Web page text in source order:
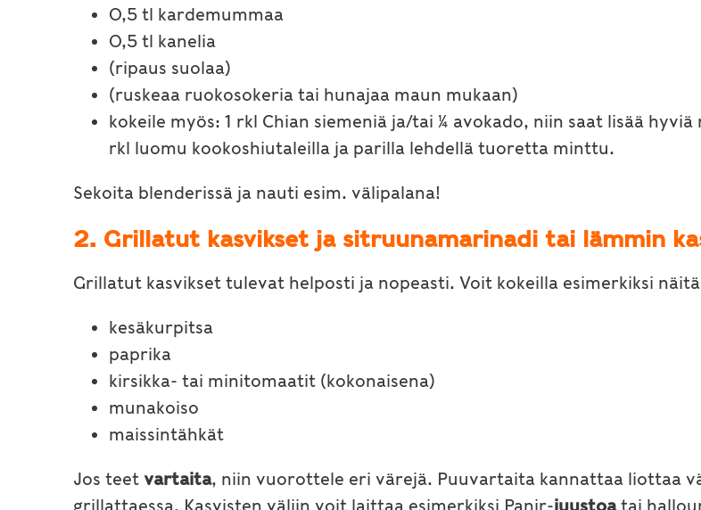
0,5 tl kardemummaa
0,5 tl kanelia
(ripaus suolaa)
(ruskeaa ruokosokeria tai hunajaa maun mukaan)
kokeile myös: 1 rkl Chian siemeniä ja/tai ¼ avokado, niin saat lisää
rkl luomu kookoshiutaleilla ja parilla lehdellä tuoretta minttu.
Sekoita blenderissä ja nauti esim. välipalana!
2. Grillatut kasvikset ja sitruunamarinadi tai lämmin
Grillatut kasvikset tulevat helposti ja nopeasti. Voit kokeilla esimerkiksi
kesäkurpitsa
paprika
kirsikka- tai minitomaatit (kokonaisena)
munakoiso
maissintähkät
Jos teet vartaita, niin vuorottele eri värejä. Puuvartaita kannattaa liottaa